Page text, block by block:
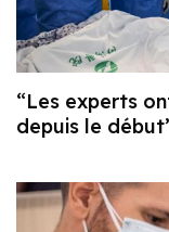
“Les experts
depuis le